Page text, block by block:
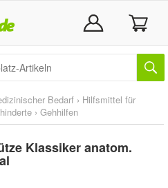
Bedarf › Hilfsmittel für
› Gehhilfen
Klassiker anatom.